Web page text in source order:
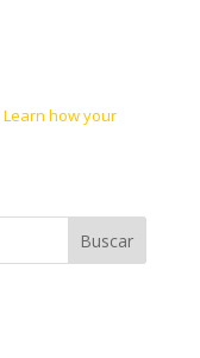
Learn how your